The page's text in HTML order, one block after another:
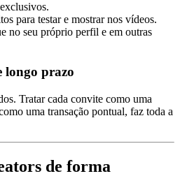
para testar e mostrar nos vídeos.
no seu próprio perfil e em outras
longo prazo
Tratar cada convite como uma
uma transação pontual, faz toda a
de forma